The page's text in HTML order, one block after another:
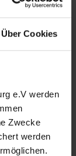
Über Cookies
e.V werden
Zwecke
werden